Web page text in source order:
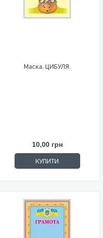
Маска. ЦИБУЛЯ.
10,00 грн
КУПИТИ